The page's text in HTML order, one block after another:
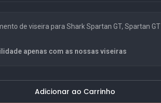
de viseira para Shark Spartan GT, Spartan GT
apenas com as nossas viseiras
Adicionar ao Carrinho